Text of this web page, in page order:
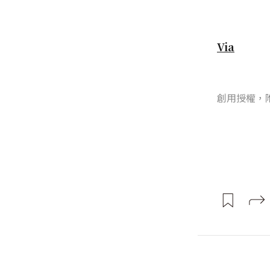
Via
創用授權，